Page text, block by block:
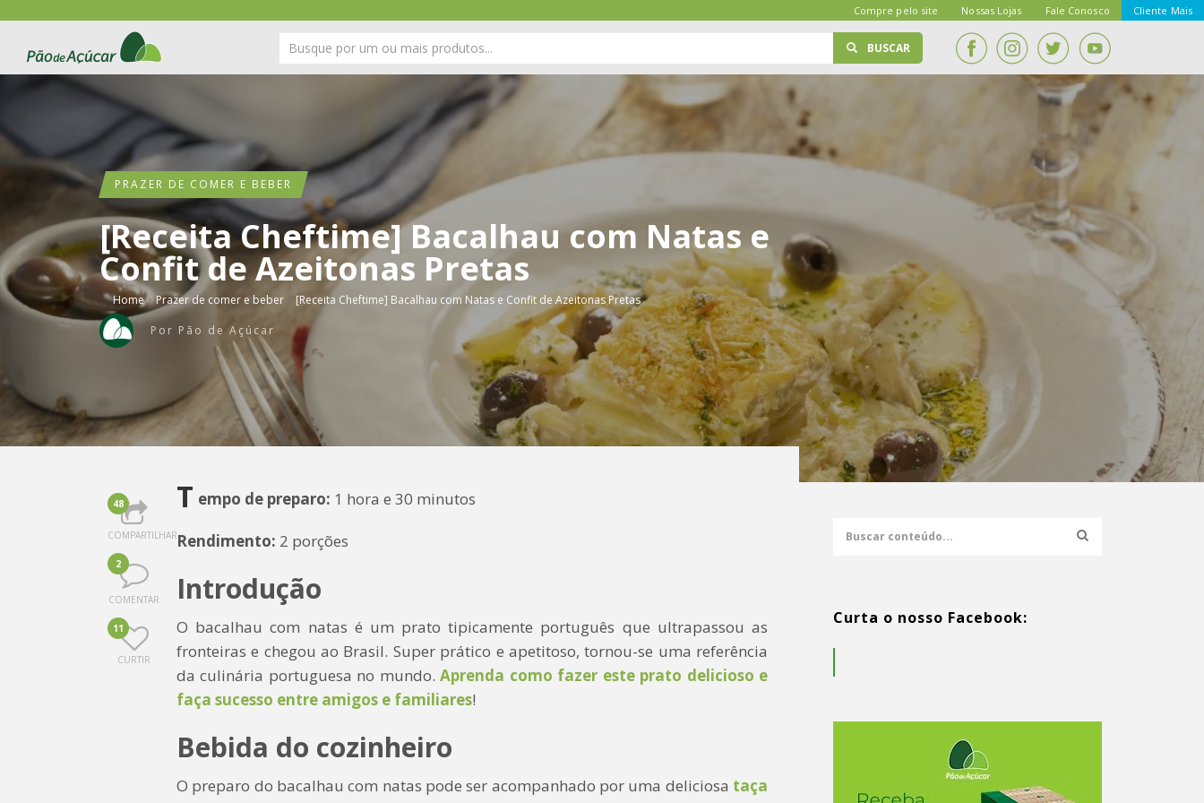
Compre pelo site Nossas Lojas Fale Conosco Cliente Mais
BUSCAR
PRAZER DE COMER E BEBER
[Receita Cheftime] Bacalhau com Natas e
Confit de Azeitonas Pretas
Home › Prazer de comer e beber [Receita Cheftime] Bacalhau com Natas e Confit de Azeitonas Pretas
Por Pão de Açúcar
48
COMPARTILHAR
2
COMENTAR
11
CURTIR
T empo de preparo: 1 hora e 30 minutos
Rendimento: 2 porções
Introdução
O bacalhau com natas é um prato tipicamente português que ultrapassou as
fronteiras e chegou ao Brasil. Super prático e apetitoso, tornou-se uma referência
da culinária portuguesa no mundo.Aprenda como fazer este prato delicioso e
faça sucesso entre amigos e familiares!
Bebida do cozinheiro
O preparo do bacalhau com natas pode ser acompanhado por uma deliciosa taça
Curta o nosso Facebook: